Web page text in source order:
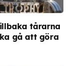
tårarna
gå att göra